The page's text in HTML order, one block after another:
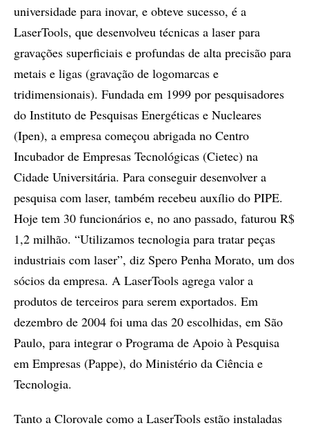
universidade para inovar, e obteve sucesso, é a
LaserTools, que desenvolveu técnicas a laser para
gravações superficiais e profundas de alta precisão para
metais e ligas (gravação de logomarcas e
tridimensionais). Fundada em 1999 por pesquisadores
do Instituto de Pesquisas Energéticas e Nucleares
(Ipen), a empresa começou abrigada no Centro
Incubador de Empresas Tecnológicas (Cietec) na
Cidade Universitária. Para conseguir desenvolver a
pesquisa com laser, também recebeu auxílio do PIPE.
Hoje tem 30 funcionários e, no ano passado, faturou R$
1,2 milhão. “Utilizamos tecnologia para tratar peças
industriais com laser”, diz Spero Penha Morato, um dos
sócios da empresa. A LaserTools agrega valor a
produtos de terceiros para serem exportados. Em
dezembro de 2004 foi uma das 20 escolhidas, em São
Paulo, para integrar o Programa de Apoio à Pesquisa
em Empresas (Pappe), do Ministério da Ciência e
Tecnologia.
Tanto a Clorovale como a LaserTools estão instaladas